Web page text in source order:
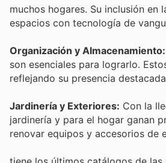
muchos hogares. Su inclusión en
espacios con tecnología de
Organización y Almacenamiento:
son esenciales para lograrlo.
reflejando su presencia
Jardinería y Exteriores: Con la
jardinería y para el hogar ganan
renovar equipos y accesorios de